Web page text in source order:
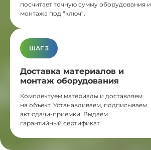
посчитает точную сумму оборудования и
монтажа под “ключ”.
ШАГ 3
Доставка материалов и
монтаж оборудования
Комплектуем материалы и доставляем
на объект. Устанавливаем, подписываем
акт сдачи-приемки. Выдаем
гарантийный сертификат